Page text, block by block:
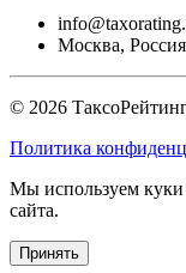
Москва, Россия
© 2026
Политика
Мы используем куки
сайта.
Принять